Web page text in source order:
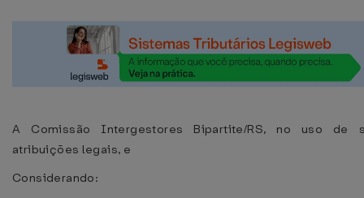
A Comissão Intergestores Bipartite/RS, no uso de
atribuições legais, e
Considerando: